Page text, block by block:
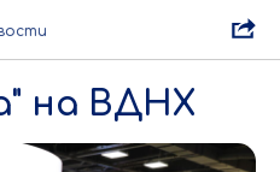
на ВДНХ